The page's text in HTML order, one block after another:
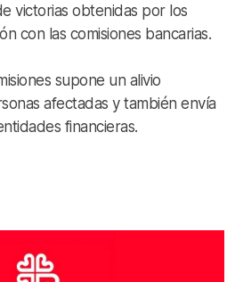
victorias obtenidas por los
con las comisiones bancarias.
supone un alivio
afectadas y también envía
financieras.